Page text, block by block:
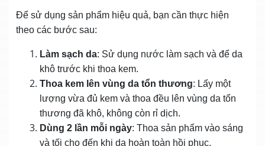
Để sử dụng sản phẩm hiệu quả, bạn cần thực hiện
theo các bước sau:
Làm sạch da: Sử dụng nước làm sạch và để da
khô trước khi thoa kem.
Thoa kem lên vùng da tổn thương: Lấy một
lượng vừa đủ kem và thoa đều lên vùng da tổn
thương đã khô, không còn rỉ dịch.
Dùng 2 lần mỗi ngày: Thoa sản phẩm vào sáng
và tối cho đến khi da hoàn toàn hồi phục.